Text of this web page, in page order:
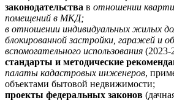
законодательства в отношении
помещений в МКД;
в отношении индивидуальных жилых
блокированной застройки, гаражей и
вспомогательного использования (2023-
стандарты и методические
палаты кадастровых инженеров,
объектами бытовой недвижимости;
проекты федеральных законов